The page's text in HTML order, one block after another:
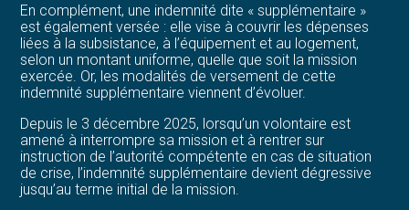
En complément, une indemnité dite « supplémentaire »
est également versée : elle vise à couvrir les dépenses
liées à la subsistance, à l’équipement et au logement,
selon un montant uniforme, quelle que soit la mission
exercée. Or, les modalités de versement de cette
indemnité supplémentaire viennent d’évoluer.
Depuis le 3 décembre 2025, lorsqu’un volontaire est
amené à interrompre sa mission et à rentrer sur
instruction de l’autorité compétente en cas de situation
de crise, l’indemnité supplémentaire devient dégressive
jusqu’au terme initial de la mission.